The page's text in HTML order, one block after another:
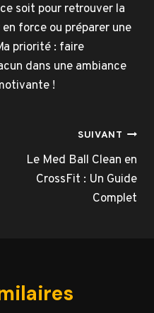
soit pour retrouver la
force ou préparer une
priorité : faire
dans une ambiance
!
SUIVANT
Le Med Ball Clean en
CrossFit : Un Guide
Complet